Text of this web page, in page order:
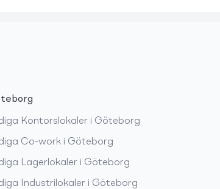
Kontorslokaler i Göteborg
Co-work i Göteborg
Lagerlokaler i Göteborg
Industrilokaler i Göteborg